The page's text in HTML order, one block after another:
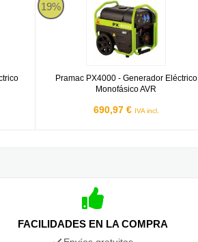
19%
Pramac PX4000 - Generador Eléctrico
Monofásico AVR
690,97 € IVA incl.
FACILIDADES EN LA COMPRA